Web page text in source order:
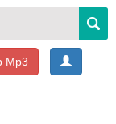
Mp3